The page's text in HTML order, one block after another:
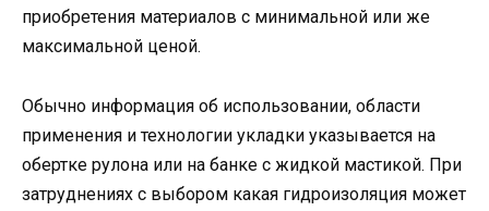
приобретения материалов с минимальной или же
максимальной ценой.
Обычно информация об использовании, области
применения и технологии укладки указывается на
обертке рулона или на банке с жидкой мастикой. При
затруднениях с выбором какая гидроизоляция может